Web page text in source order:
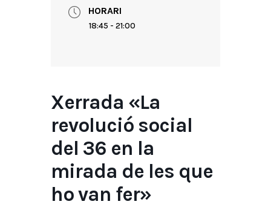
HORARI
18:45 - 21:00
Xerrada «La
revolució social
del 36 en la
mirada de les que
ho van fer»